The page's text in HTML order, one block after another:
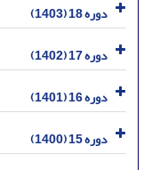
دوره 18 (1403)
دوره 17 (1402)
دوره 16 (1401)
دوره 15 (1400)